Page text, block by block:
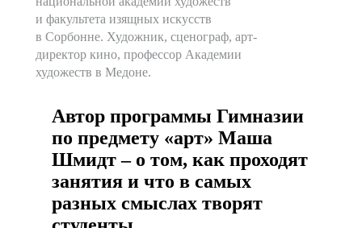
и факультета изящных искусств
в Сорбонне. Художник, сценограф, арт-
директор кино, профессор Академии
художеств в Медоне.
Автор программы Гимназии
по предмету «арт» Маша
Шмидт – о том, как проходят
занятия и что в самых
разных смыслах творят